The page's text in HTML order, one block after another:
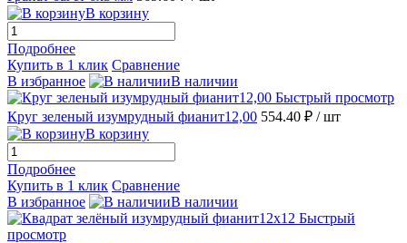
В корзину
Подробнее
Купить в 1 клик Сравнение
В избранное
В наличии
Быстрый просмотр
Круг зеленый изумрудный фианит12,00 554.40 ₽ / шт
В корзину
Подробнее
Купить в 1 клик Сравнение
В избранное
В наличии
Быстрый
просмотр